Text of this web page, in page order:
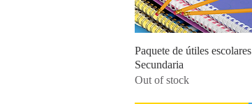
Quick View
Paquete de útiles escolares
Secundaria
Out of stock